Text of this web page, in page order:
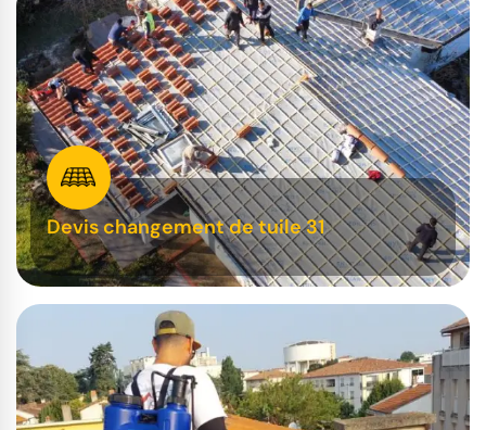
Devis changement de tuile 31